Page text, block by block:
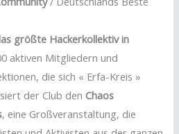
größte Hackerkollektiv in
aktiven Mitgliedern und
die sich « Erfa-Kreis »
der Club den Chaos
, eine Großveranstaltung, die